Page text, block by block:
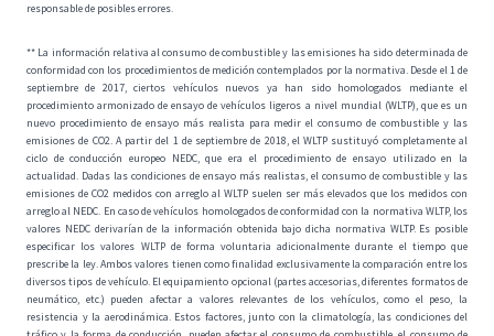
responsable de posibles errores.
** La información relativa al consumo de combustible y las emisiones ha sido determinada de
conformidad con los procedimientos de medición contemplados por la normativa. Desde el 1 de
septiembre de 2017, ciertos vehículos nuevos ya han sido homologados mediante el
procedimiento armonizado de ensayo de vehículos ligeros a nivel mundial (WLTP), que es un
nuevo procedimiento de ensayo más realista para medir el consumo de combustible y las
emisiones de CO2. A partir del 1 de septiembre de 2018, el WLTP sustituyó completamente al
ciclo de conducción europeo NEDC, que era el procedimiento de ensayo utilizado en la
actualidad. Dadas las condiciones de ensayo más realistas, el consumo de combustible y las
emisiones de CO2 medidos con arreglo al WLTP suelen ser más elevados que los medidos con
arreglo al NEDC. En caso de vehículos homologados de conformidad con la normativa WLTP, los
valores NEDC derivarían de la información obtenida bajo dicha normativa WLTP. Es posible
especificar los valores WLTP de forma voluntaria adicionalmente durante el tiempo que
prescribe la ley. Ambos valores tienen como finalidad exclusivamente la comparación entre los
diversos tipos de vehículo. El equipamiento opcional (partes accesorias, diferentes formatos de
neumático, etc.) pueden afectar a valores relevantes de los vehículos, como el peso, la
resistencia y la aerodinámica. Estos factores, junto con la climatología, las condiciones del